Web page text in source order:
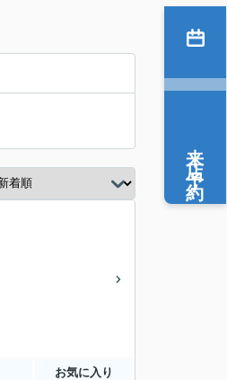
お気に入り
来店予約